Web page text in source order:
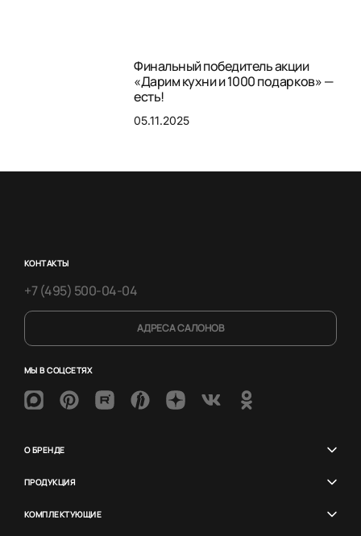
Финальный победитель акции
«Дарим кухни и 1000 подарков» —
есть!
05.11.2025
КОНТАКТЫ
+7 (495) 500-04-04
АДРЕСА САЛОНОВ
МЫ В СОЦСЕТЯХ
О БРЕНДЕ
ПРОДУКЦИЯ
КОМПЛЕКТУЮЩИЕ